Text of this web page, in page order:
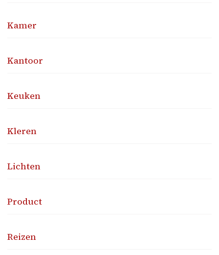
Kamer
Kantoor
Keuken
Kleren
Lichten
Product
Reizen